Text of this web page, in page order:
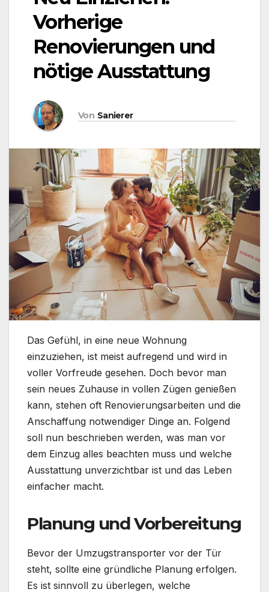
Vorherige
Renovierungen und
nötige Ausstattung
Von Sanierer
Das Gefühl, in eine neue Wohnung
einzuziehen, ist meist aufregend und wird in
voller Vorfreude gesehen. Doch bevor man
sein neues Zuhause in vollen Zügen genießen
kann, stehen oft Renovierungsarbeiten und die
Anschaffung notwendiger Dinge an. Folgend
soll nun beschrieben werden, was man vor
dem Einzug alles beachten muss und welche
Ausstattung unverzichtbar ist und das Leben
einfacher macht.
Planung und Vorbereitung
Bevor der Umzugstransporter vor der Tür
steht, sollte eine gründliche Planung erfolgen.
Es ist sinnvoll zu überlegen, welche